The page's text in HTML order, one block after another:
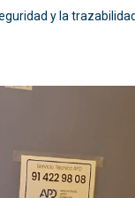
y la